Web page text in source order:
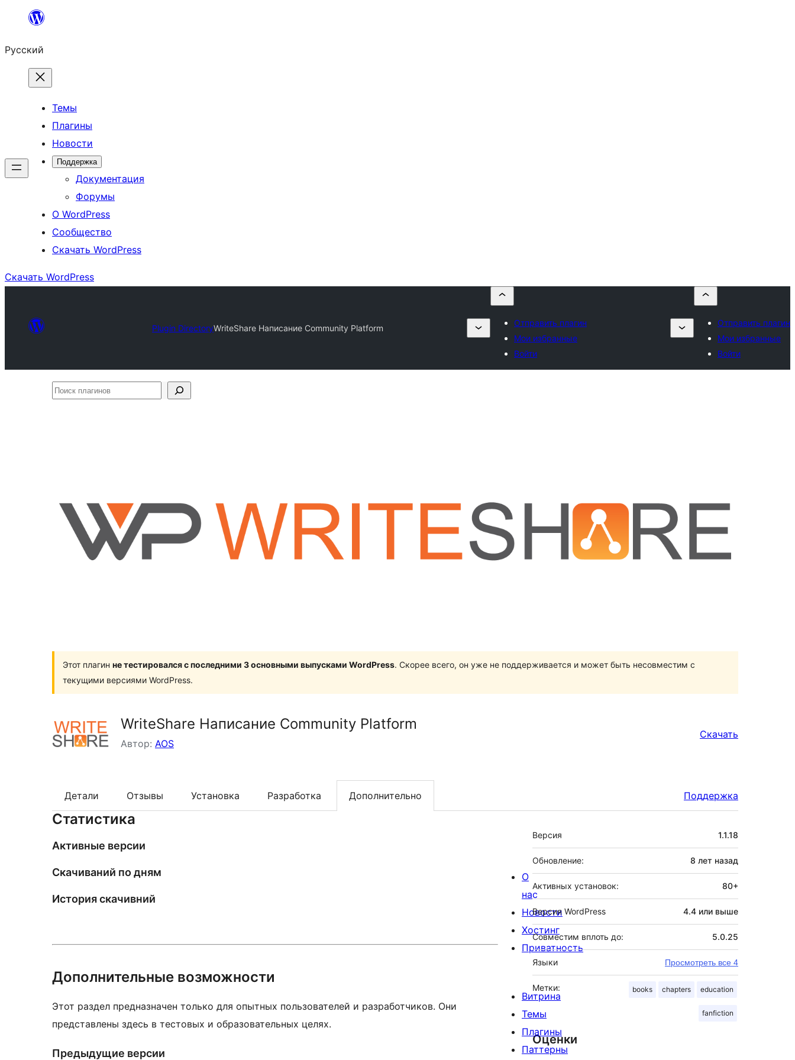
Перейти
содержимому
Русский
Темы
Плагины
Новости
Поддержка
Документация
Форумы
О WordPress
Сообщество
Скачать WordPress
Скачать WordPress
Plugin DirectoryWriteShare Написание Community Platform
Отправить плагин
Мои избранные
Войти
Отправить плагин
Мои избранные
Войти
Поиск
Этот плагин не тестировался с последними 3 основными выпусками WordPress. Скорее всего, он уже не поддерживается и может быть несовместим с
текущими версиями WordPress.
WriteShare Написание Community Platform
Автор: AOS
Скачать
Детали Отзывы Установка Разработка Дополнительно Поддержка
Статистика
Активные версии
Скачиваний по дням
История скачивний
Дополнительные возможности
Этот раздел предназначен только для опытных пользователей и разработчиков. Они
представлены здесь в тестовых и образовательных целях.
Предыдущие версии
Мета
Версия 1.1.18
Обновление: 8 лет назад
Активных установок: 80+
Версия WordPress 4.4 или выше
Совместим вплоть до: 5.0.25
Языки Просмотреть все 4
Метки: books chapters education
fanfiction
Оценки
О
нас
Новости
Хостинг
Приватность
Витрина
Темы
Плагины
Паттерны